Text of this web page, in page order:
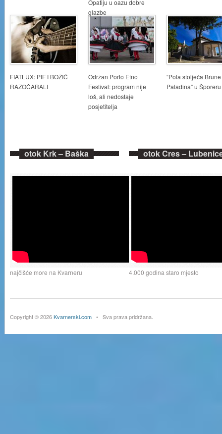
Opatiju u oazu dobre
glazbe
FIATLUX: PIF I BOŽIĆ
RAZOČARALI
Održan Porto Etno
Festival: program nije
loš, ali nedostaje
posjetitelja
“Pola stoljeća Brune
Paladina” u Šporeru
otok Krk – Baška
najčišće more na Kvarneru
otok Cres –
4.000 godina staro mjesto
Copyright © 2026Kvarnerski.com • Sva prava pridržana.